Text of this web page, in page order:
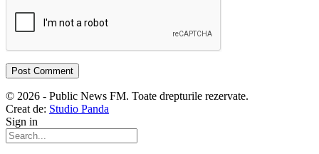
© 2026 - Public News FM. Toate drepturile rezervate.
Creat de: Studio Panda
Sign in